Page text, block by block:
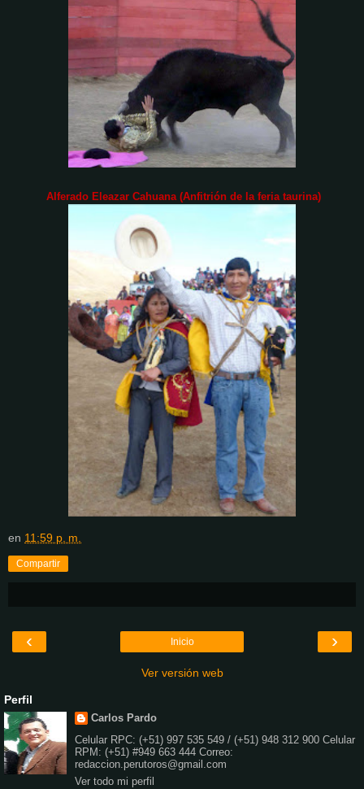
Alferado Eleazar Cahuana (Anfitrión de la feria taurina)
en 11:59 p. m.
Compartir
‹ ›
Inicio
Ver versión web
Perfil
Carlos Pardo
Celular RPC: (+51) 997 535 549 / (+51) 948 312 900 Celular
RPM: (+51) #949 663 444 Correo:
redaccion.perutoros@gmail.com
Ver todo mi perfil